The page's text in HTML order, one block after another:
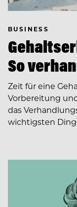
BUSINESS
So
Zeit für eine
Vorbereitung
das
wichtigsten